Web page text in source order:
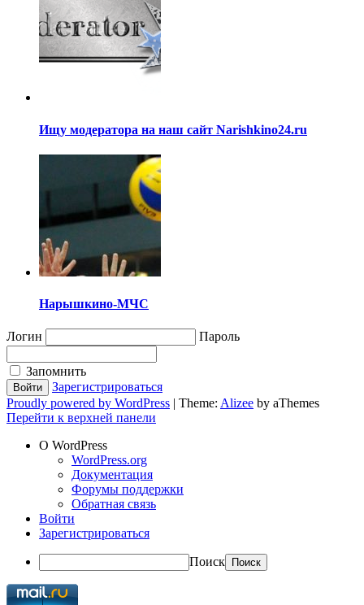
Ищу модератора на наш сайт Narishkino24.ru
Нарышкино-МЧС
Логин Пароль
Запомнить
Зарегистрироваться
Proudly powered by WordPress | Theme: Alizee by aThemes
Перейти к верхней панели
О WordPress
WordPress.org
Документация
Форумы поддержки
Обратная связь
Войти
Зарегистрироваться
Поиск